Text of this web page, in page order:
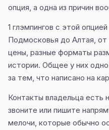
опция, а одна из причин
1 глэмпингов с этой
Подмосковья до Алтая, от
цены, разные форматы
истории. Общее у них
за тем, что написано на
Контакты владельца
звоните или пишите
мелочи, которые обычно